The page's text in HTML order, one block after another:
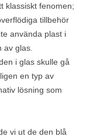
klassiskt fenomen;
tillbehör
använda plast i
glas.
i glas skulle gå
en typ av
lösning som
vi ut de den blå